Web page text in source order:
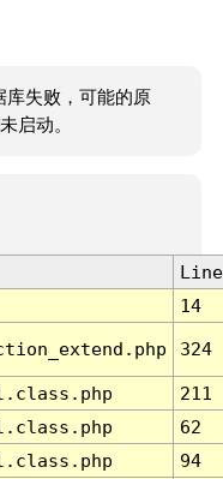
库失败，可能的原
启动。
Line
14
324
211
62
94